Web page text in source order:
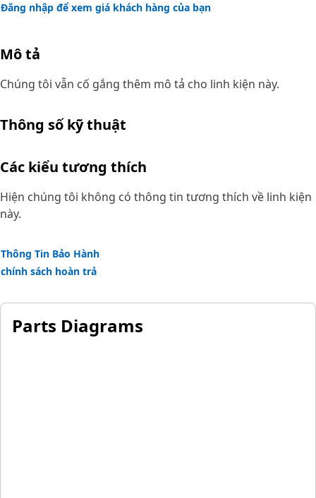
Đăng nhập để xem giá khách hàng của bạn
Mô tả
Chúng tôi vẫn cố gắng thêm mô tả cho linh kiện này.
Thông số kỹ thuật
Các kiểu tương thích
Hiện chúng tôi không có thông tin tương thích về linh kiện
này.
Thông Tin Bảo Hành
chính sách hoàn trả
Parts Diagrams